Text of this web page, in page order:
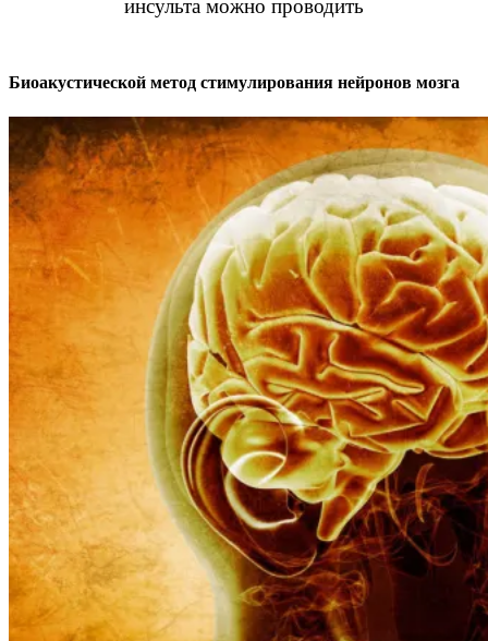
инсульта можно проводить
Биоакустической метод стимулирования нейронов мозга